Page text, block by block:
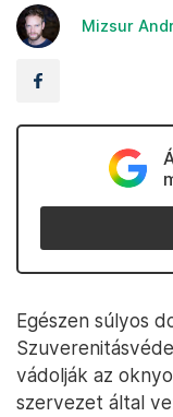
Mizsur
Egészen súlyos
vádolják az
szervezet által